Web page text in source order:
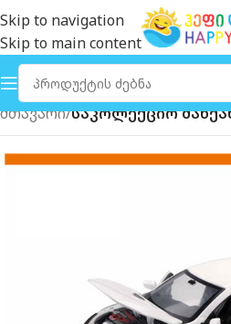
Skip to navigation
Skip to main content
მთავარი საკოლექციო